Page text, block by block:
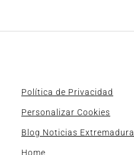
Política de Privacidad
Personalizar Cookies
Blog Noticias Extremadura
Home